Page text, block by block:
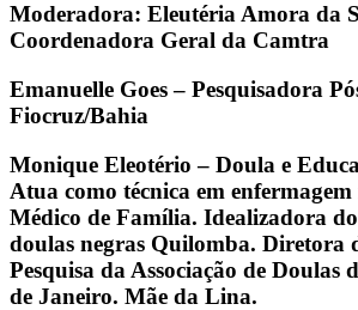
Moderadora: Eleutéria Amora da
Coordenadora Geral da Camtra
Emanuelle Goes – Pesquisadora
Fiocruz/Bahia
Monique Eleotério – Doula e
Atua como técnica em
Médico de Família. Idealizadora
doulas negras Quilomba. Diretora
Pesquisa da Associação de Doulas
de Janeiro. Mãe da Lina.